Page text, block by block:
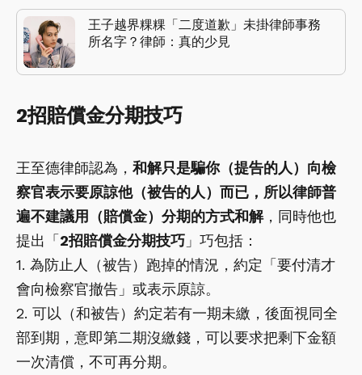
王子越界粿粿「二度道歉」未掛律師事務
所名字？律師：真的少見
2招賠償金分期技巧
王至德律師認為， 和解只是騙你（提告的人）向檢
察官表示要原諒他（被告的人）而已，所以律師普
遍不建議用（賠償金）分期的方式和解，同時他也
提出「2招賠償金分期技巧 」巧包括：
1. 為防止人（被告）跑掉的情況，約定「要付清才
會向檢察官撤告」或表示原諒。
2. 可以（和被告）約定若有一期未繳，後面視同全
部到期，意即第二期沒繳錢，可以要求把剩下金額
一次清償，不可再分期。